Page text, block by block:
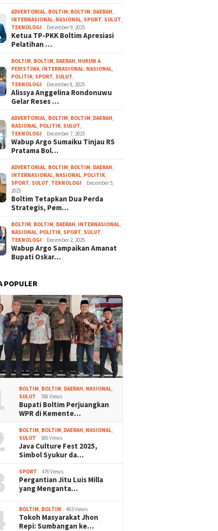
ADVERTORIAL, BOLTIM, BOLTIM, DAERAH,
INTERNASIONAL, NASIONAL, SPORT, SULUT,
TEKNOLOGI
December 9, 2025
Ketua TP-PKK Boltim Apresiasi
Pelatihan …
BOLTIM, BOLTIM, DAERAH, HUKUM &
PERISTIWA, INTERNASIONAL, NASIONAL,
POLITIK, SPORT, SULUT,
TEKNOLOGI
December 8, 2025
Alissya Anggelina Rondonuwu
Gelar Reses …
ADVERTORIAL, BOLTIM, BOLTIM, DAERAH,
NASIONAL, POLITIK, SULUT,
TEKNOLOGI
December 7, 2025
Wabup Argo Sumaiku Tinjau RS
Pratama Bol…
ADVERTORIAL, BOLTIM, BOLTIM, DAERAH,
INTERNASIONAL, NASIONAL, POLITIK,
SPORT, SULUT, TEKNOLOGI
December 5,
2025
Boltim Tetapkan Dua Perda
Strategis, Pem…
BOLTIM, BOLTIM, DAERAH, INTERNASIONAL,
NASIONAL, POLITIK, SPORT, SULUT,
TEKNOLOGI
December 2, 2025
Wabup Argo Sampaikan Amanat
Bupati Oskar…
POPULER
BOLTIM BOLTIM DAERAH NASIONAL
SULUT
768 Views
Bupati Boltim Perjuangkan
WPR di Kemente…
BOLTIM BOLTIM DAERAH NASIONAL
SULUT
586 Views
Java Culture Fest 2025,
Simbol Syukur da…
SPORT 476 Views
Pergantian Jitu Luis Milla
yang Menganta…
BOLTIM BOLTIM 463 Views
Tokoh Masyarakat Jhon
Repi: Sumbangan ke…